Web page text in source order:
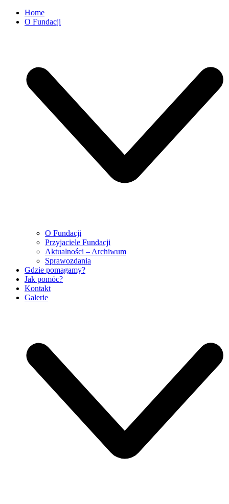
Home
O Fundacji
O Fundacji
Przyjaciele Fundacji
Aktualności – Archiwum
Sprawozdania
Gdzie pomagamy?
Jak pomóc?
Kontakt
Galerie